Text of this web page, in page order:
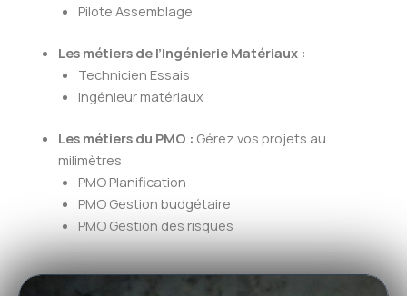
Pilote Assemblage
Les métiers de l’Ingénierie Matériaux :
Technicien Essais
Ingénieur matériaux
Les métiers du PMO : Gérez vos projets au
milimètres
PMO Planification
PMO Gestion budgétaire
PMO Gestion des risques